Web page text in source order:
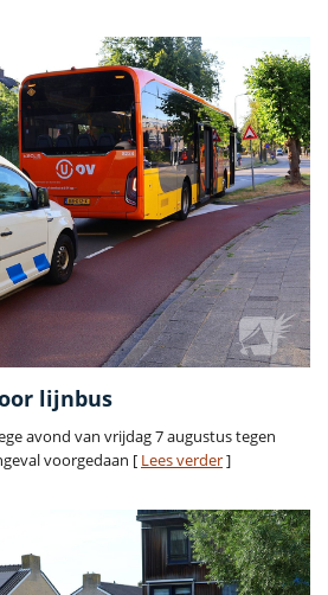
lijnbus
avond van vrijdag 7 augustus tegen
voorgedaan [ Lees verder]